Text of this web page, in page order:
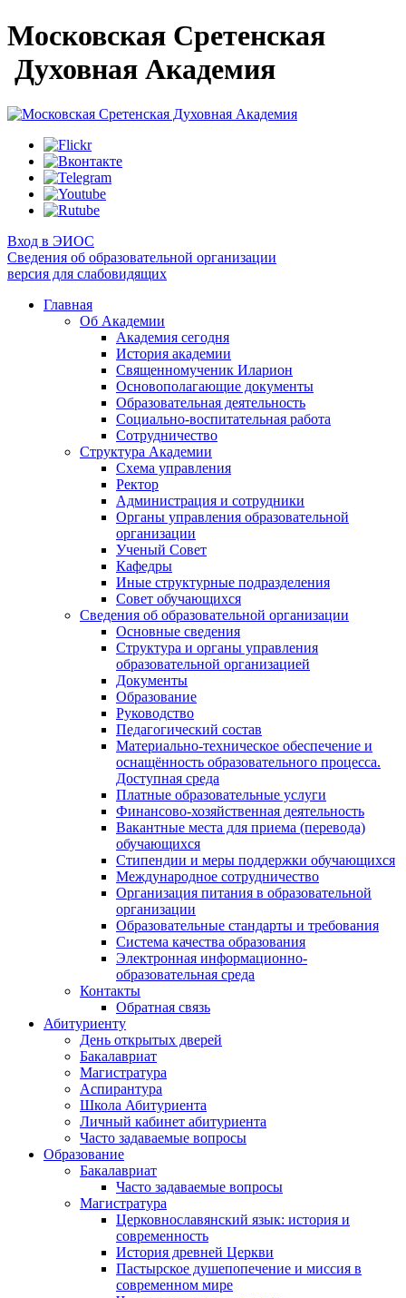
Московская Сретенская
Духовная Академия
Вход в ЭИОС
Сведения об образовательной организации
версия для слабовидящих
Главная
Об Академии
Академия сегодня
История академии
Священномученик Иларион
Основополагающие документы
Образовательная деятельность
Социально-воспитательная работа
Сотрудничество
Структура Академии
Схема управления
Ректор
Администрация и сотрудники
Органы управления образовательной
организации
Ученый Совет
Кафедры
Иные структурные подразделения
Совет обучающихся
Сведения об образовательной организации
Основные сведения
Структура и органы управления
образовательной организацией
Документы
Образование
Руководство
Педагогический состав
Материально-техническое обеспечение и
оснащённость образовательного процесса.
Доступная среда
Платные образовательные услуги
Финансово-хозяйственная деятельность
Вакантные места для приема (перевода)
обучающихся
Стипендии и меры поддержки обучающихся
Международное сотрудничество
Организация питания в образовательной
организации
Образовательные стандарты и требования
Система качества образования
Электронная информационно-
образовательная среда
Контакты
Обратная связь
Абитуриенту
День открытых дверей
Бакалавриат
Магистратура
Аспирантура
Школа Абитуриента
Личный кабинет абитуриента
Часто задаваемые вопросы
Образование
Бакалавриат
Часто задаваемые вопросы
Магистратура
Церковнославянский язык: история и
современность
История древней Церкви
Пастырское душепопечение и миссия в
современном мире